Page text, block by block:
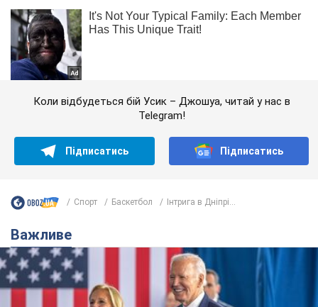
Коли відбудеться бій Усик – Джошуа, читай у нас в
Telegram!
Підписатись Підписатись
Спорт Баскетбол Інтрига в Дніпрі...
Важливе